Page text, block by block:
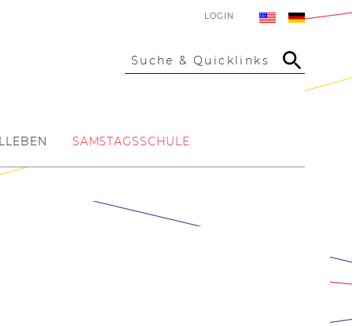
LOGIN
Suche & Quicklinks
SAMSTAGSSCHULE